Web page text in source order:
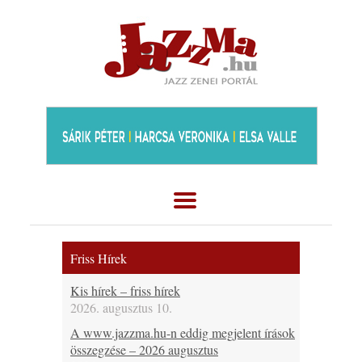
Friss Hírek
Kis hírek – friss hírek
2026. augusztus 10.
A www.jazzma.hu-n eddig megjelent írások
összegzése – 2026 augusztus